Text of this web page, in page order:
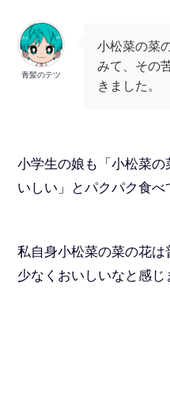
青髪のテツ
小松菜の菜
みて、その
きました。
小学生の娘も「小松菜
いしい」とパクパク食べ
私自身小松菜の菜の花
少なくおいしいなと感じ